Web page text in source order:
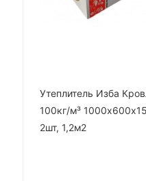
Утеплитель Изба
100кг/м³
2шт, 1,2м2